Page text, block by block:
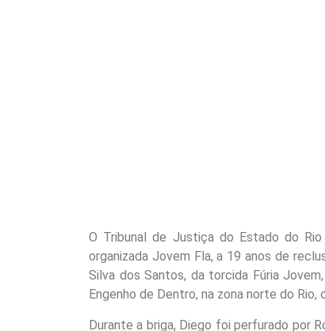
O Tribunal de Justiça do Estado do
organizada Jovem Fla, a 19 anos de
Silva dos Santos, da torcida Fúria
Engenho de Dentro, na zona norte do
Durante a briga, Diego foi perfurado por